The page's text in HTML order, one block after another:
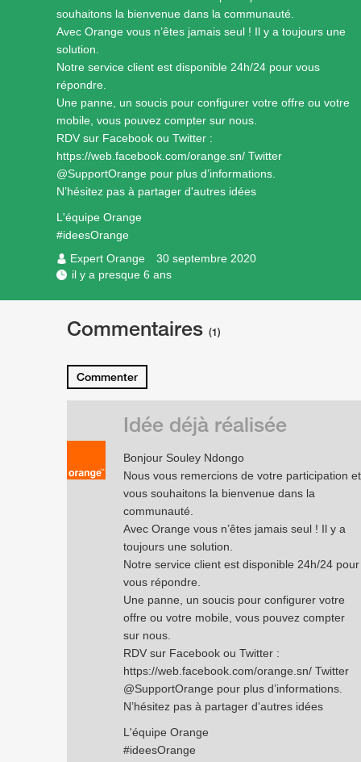
souhaitons la bienvenue dans la communauté.
Avec Orange vous n’êtes jamais seul ! Il y a toujours une
solution.
Notre service client est disponible 24h/24 pour vous
répondre.
Une panne, un soucis pour configurer votre offre ou votre
mobile, vous pouvez compter sur nous.
RDV sur Facebook ou Twitter :
https://web.facebook.com/orange.sn/ Twitter
@SupportOrange pour plus d’informations.
N’hésitez pas à partager d'autres idées
L'équipe Orange
#ideesOrange
Expert Orange
30 septembre 2020
il y a presque 6 ans
Commentaires (1)
Commenter
Bonjour Souley Ndongo
Nous vous remercions de votre participation et
vous souhaitons la bienvenue dans la
communauté.
Avec Orange vous n’êtes jamais seul ! Il y a
toujours une solution.
Notre service client est disponible 24h/24 pour
vous répondre.
Une panne, un soucis pour configurer votre
offre ou votre mobile, vous pouvez compter
sur nous.
RDV sur Facebook ou Twitter :
https://web.facebook.com/orange.sn/ Twitter
@SupportOrange pour plus d’informations.
N’hésitez pas à partager d'autres idées
L'équipe Orange
#ideesOrange
Idée déjà réalisée